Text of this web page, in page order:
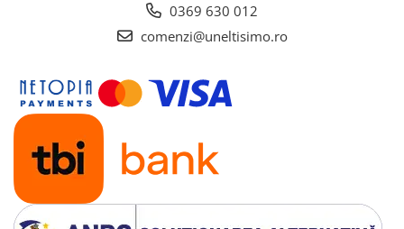
0369 630 012
comenzi@uneltisimo.ro